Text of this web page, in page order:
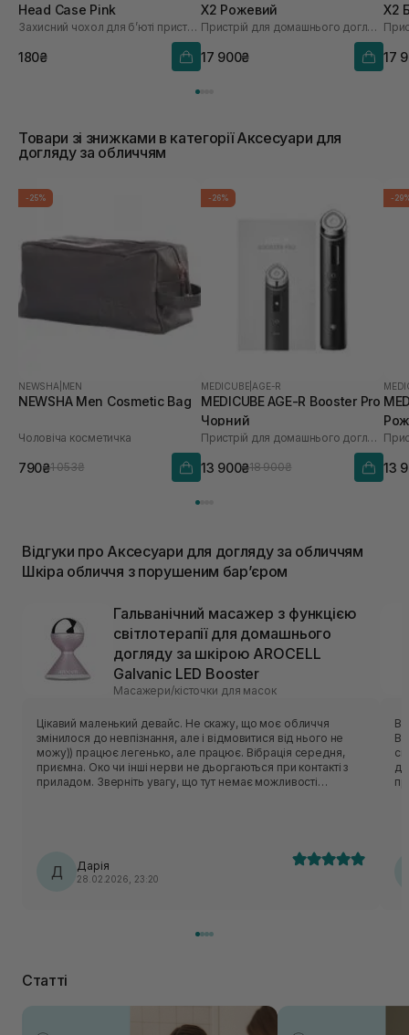
Head Case Pink
Захисний чохол для бʼюті пристрою
180₴
X2 Рожевий
Пристрій для домашнього догляду за шкірою 6 в 1
17 900₴
X2
17
Товари зі знижками в категорії Аксесуари для
догляду за обличчям
-25%
NEWSHA MEN
NEWSHA Men Сosmetic Bag
Чоловіча косметичка
790₴1 053₴
-26%
MEDICUBE AGE-R
MEDICUBE AGE-R Booster Pro
Чорний
Пристрій для домашнього догляду за шкірою 6 в 1
13 900₴18 900₴
-
13
Відгуки про Аксесуари для догляду за обличчям
Шкіра обличчя з порушеним барʼєром
Гальванічний масажер з функцією
світлотерапії для домашнього
догляду за шкірою AROCELL
Galvanic LED Booster
Масажери/кісточки для масок
Цікавий маленький девайс. Не скажу, що моє обличчя
змінилося до невпізнання, але і відмовитися від нього не
можу)) працює легенько, але працює. Вібрація середня,
приємна. Око чи інші нерви не дьоргаються при контакті з
приладом. Зверніть увагу, що тут немає можливості
тоніках пару разів на тиждень. Інколи на тканинних масках.
Шкіра після використання прибору більш напитана, засіб
прям добре поглинається, а не вивітрюється в повітря.
Д Дарія
28.02.2026, 23:20
Статті